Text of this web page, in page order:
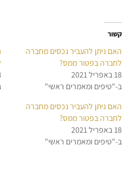
קשור
האם ניתן להעביר נכסים מחברה
לחברה בפטור ממס?
18 באפריל 2021
ב-"טיפים ומאמרים ראשי"
האם ניתן להעביר נכסים מחברה
לחברה בפטור ממס?
18 באפריל 2021
ב-"טיפים ומאמרים ראשי"